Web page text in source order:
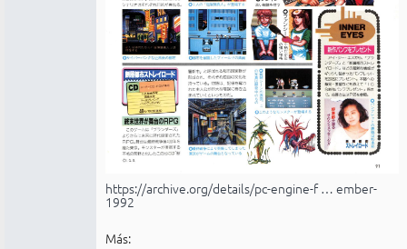
https://archive.org/details/pc-engine-f … ember-
1992
Más: